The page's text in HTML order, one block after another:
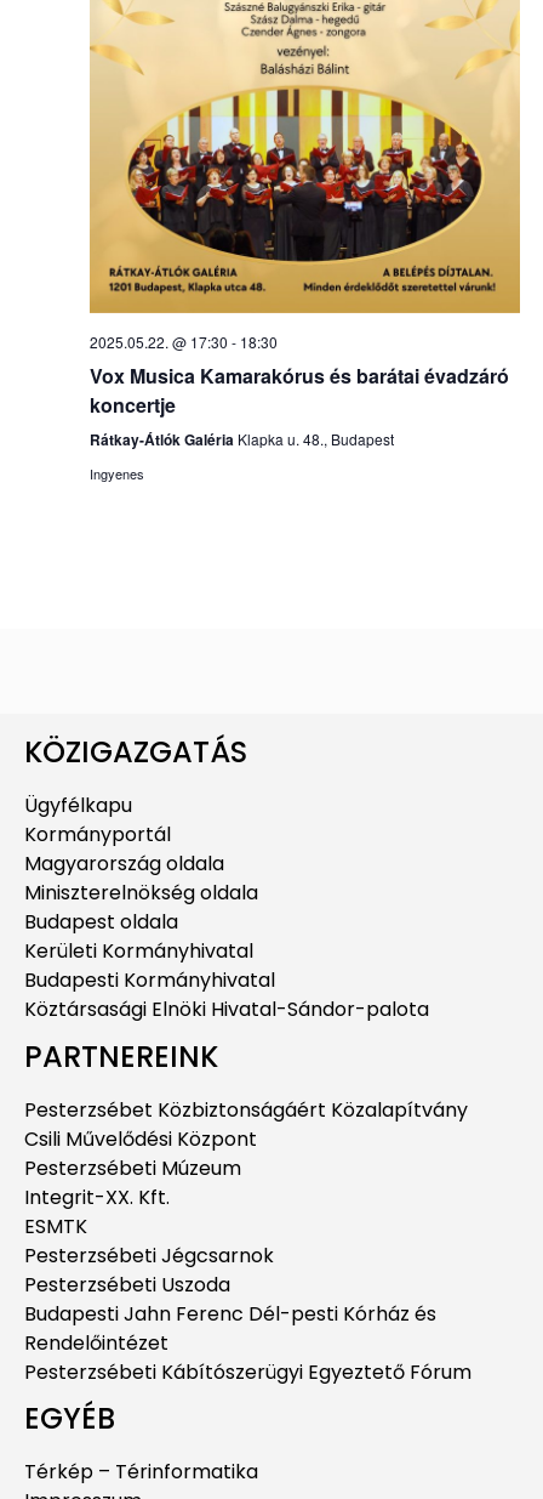
2025.05.22. @ 17:30 - 18:30
Vox Musica Kamarakórus és barátai évadzáró
koncertje
Rátkay-Átlók Galéria Klapka u. 48., Budapest
Ingyenes
KÖZIGAZGATÁS
Ügyfélkapu
Kormányportál
Magyarország oldala
Miniszterelnökség oldala
Budapest oldala
Kerületi Kormányhivatal
Budapesti Kormányhivatal
Köztársasági Elnöki Hivatal-Sándor-palota
PARTNEREINK
Pesterzsébet Közbiztonságáért Közalapítvány
Csili Művelődési Központ
Pesterzsébeti Múzeum
Integrit-XX. Kft.
ESMTK
Pesterzsébeti Jégcsarnok
Pesterzsébeti Uszoda
Budapesti Jahn Ferenc Dél-pesti Kórház és
Rendelőintézet
Pesterzsébeti Kábítószerügyi Egyeztető Fórum
EGYÉB
Térkép – Térinformatika